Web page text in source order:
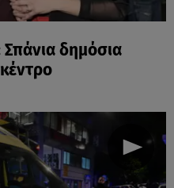
δημόσια